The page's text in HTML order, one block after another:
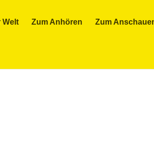
Welt Zum Anhören Zum